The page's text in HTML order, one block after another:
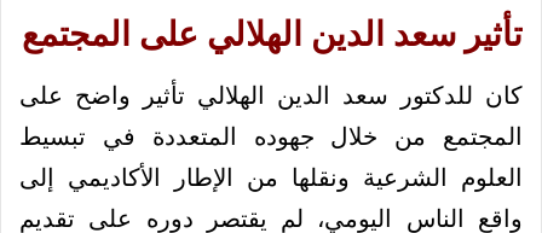
تأثير سعد الدين الهلالي على المجتمع
كان للدكتور سعد الدين الهلالي تأثير واضح على
المجتمع من خلال جهوده المتعددة في تبسيط
العلوم الشرعية ونقلها من الإطار الأكاديمي إلى
واقع الناس اليومي، لم يقتصر دوره على تقديم